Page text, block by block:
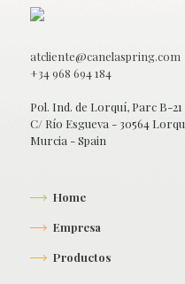
atcliente@canelaspring.com
+34 968 694 184
Pol. Ind. de Lorquí, Parc B-21
C/ Río Esgueva - 30564
Murcia - Spain
Home
Empresa
Productos